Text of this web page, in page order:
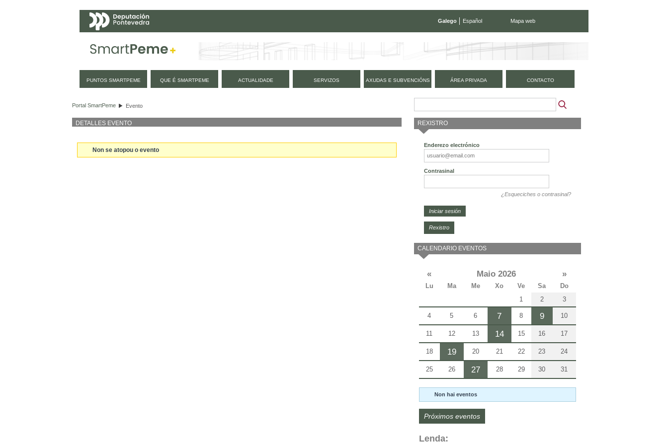
Galego Español Mapa web
PUNTOS SMARTPEME QUE É SMARTPEME ACTUALIDADE SERVIZOS AXUDAS E SUBVENCIÓNS ÁREA PRIVADA CONTACTO
Portal SmartPeme Evento
DETALLES EVENTO
Non se atopou o evento
REXISTRO
Enderezo electrónico
Contrasinal
¿Esqueciches o contrasinal?
Rexistro
CALENDARIO EVENTOS
« Maio 2026 »
Lu Ma Me Xo Ve Sa
Do
1
2 3
4 5 6 7 8 9 10
11 12 13 14 15 16 17
18 19 20 21 22 23 24
25 26 27 28 29 30 31
Non hai eventos
Próximos eventos
Lenda: